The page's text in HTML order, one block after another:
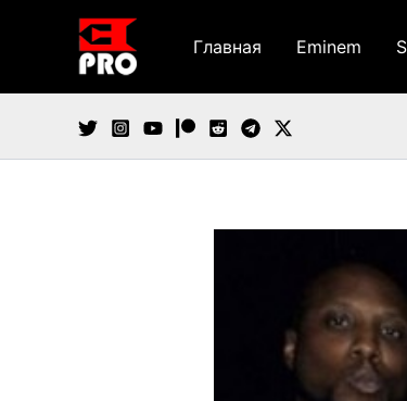
содержимому
Главная Eminem